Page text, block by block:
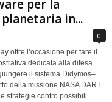
per la
in...
0
offre l’occasione per fare il
dedicata alla difesa
il sistema Didymos–
della missione NASA DART
strategie contro possibili